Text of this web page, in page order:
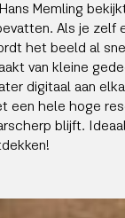
Memling
Als je zelf
het beeld al
van kleine
digitaal aan
een hele hoge
blijft.